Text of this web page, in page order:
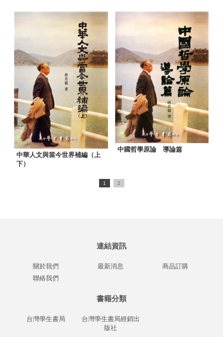
中華人文與當今世界補編（上
下）
中國哲學原論 導論篇
1 2
連結資訊
關於我們 最新消息
商品訂購
聯絡我們
書籍分類
台灣學生書局
台灣學生書局經銷出
版社